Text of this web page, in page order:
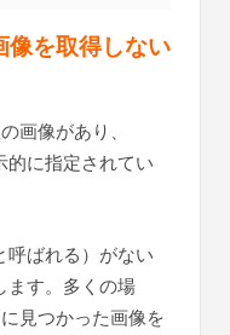
像を取得しない
画像があり、
的に指定されてい
呼ばれる）がない
ます。多くの場
見つかった画像を